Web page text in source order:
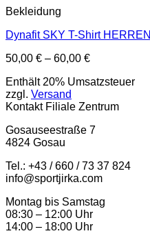
Bekleidung
Dynafit SKY T-Shirt HERREN
50,00 € – 60,00 €Preisspanne:
bis
Enthält 20% Umsatzsteuer
zzgl. Versand
Kontakt Filiale Zentrum
Gosauseestraße 7
4824 Gosau
Tel.: +43 / 660 / 73 37 824
info@sportjirka.com
Montag bis Samstag
08:30 – 12:00 Uhr
14:00 – 18:00 Uhr